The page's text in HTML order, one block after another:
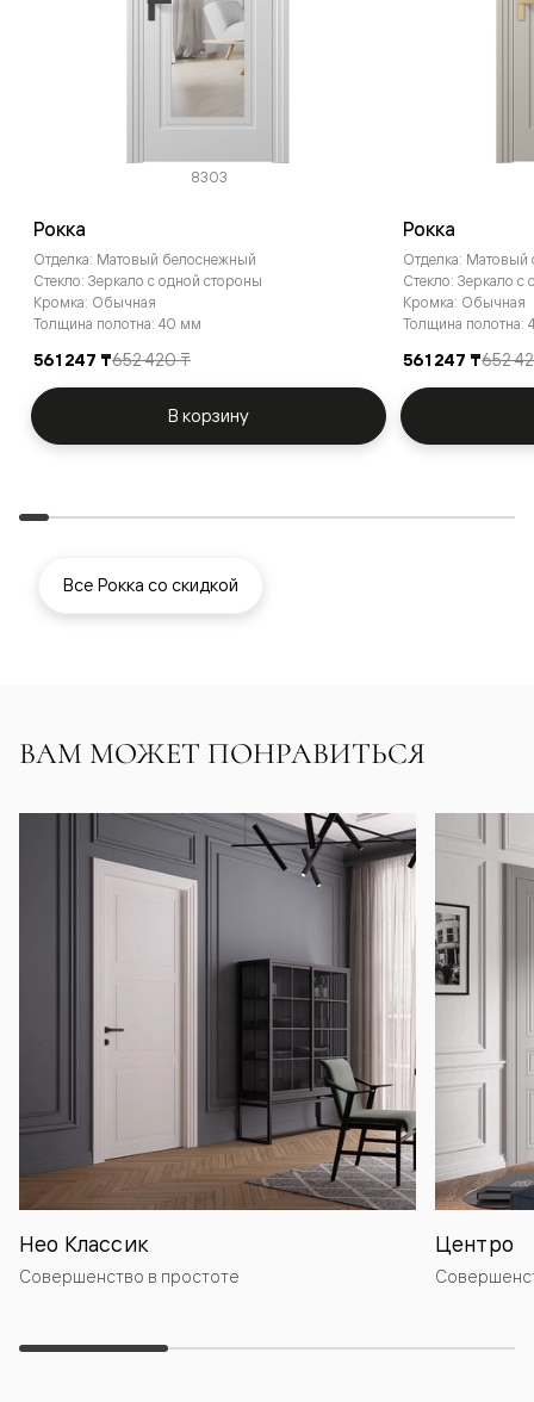
8303
Рокка
Отделка: Матовый белоснежный
Стекло: Зеркало с одной стороны
Кромка: Обычная
Толщина полотна: 40 мм
561 247 ₸652 420 ₸
В корзину
Рокка
Отделка: Матовый
Стекло: Зеркало с
Кромка: Обычная
Толщина полотна:
561 247 ₸652
Все Рокка со скидкой
ВАМ МОЖЕТ ПОНРАВИТЬСЯ
Нео Классик
Совершенство в простоте
Центро